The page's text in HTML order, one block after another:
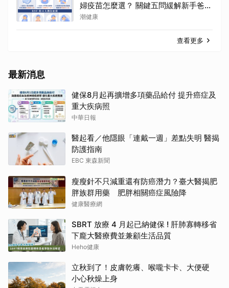
婦疫苗怎麼選？ 關鍵五問緩解新手爸媽
焦慮
潮健康
查看更多
最新消息
健保8月起再擴增多項藥品給付 提升癌症及
重大疾病照
中華日報
醫起看／他隱眼「連戴一週」差點失明 醫揭
防護指南
EBC 東森新聞
瘦瘦針不只減重還有防癌潛力？臺大醫揭肥
胖族群用藥 肥胖相關癌症風險降
健康醫療網
SBRT 放療 4 月起已納健保 ! 肝肺寡轉移省
下龐大醫療費並兼顧生活品質
Heho健康
立秋到了！皮膚乾癢、喉嚨卡卡、大便硬
小心秋燥上身